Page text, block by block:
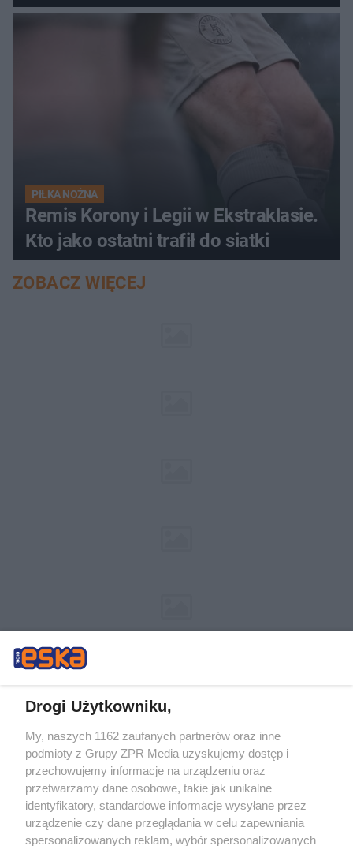
PIŁKA NOŻNA
Remis Korony i Legii w Ekstraklasie.
Kto jako ostatni trafił do siatki
ZOBACZ WIĘCEJ
Żaden utwór zamieszczony w serwisie nie może być powielany i
rozpowszechniany lub dalej rozpowszechniany w jakikolwiek sposób (w
tym także elektroniczny lub mechaniczny) na jakimkolwiek polu
eksploatacji w jakiejkolwiek formie, włącznie z umieszczaniem w Internecie
bez pisemnej zgody właściciela praw. Jakiekolwiek użycie lub
wykorzystanie utworów w całości lub w części z naruszeniem prawa, tzn.
bez właściwej zgody, jest zabronione pod groźbą kary i może być ścigane
prawnie.
Drogi Użytkowniku,
My, naszych 1162 zaufanych partnerów oraz inne
podmioty z Grupy ZPR Media uzyskujemy dostęp i
przechowujemy informacje na urządzeniu oraz
przetwarzamy dane osobowe, takie jak unikalne
identyfikatory, standardowe informacje wysyłane przez
urządzenie czy dane przeglądania w celu zapewniania
spersonalizowanych reklam, wybór spersonalizowanych